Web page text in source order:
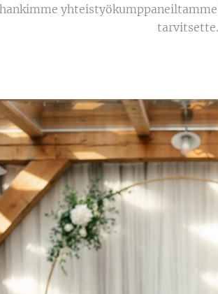
tarvitsette.